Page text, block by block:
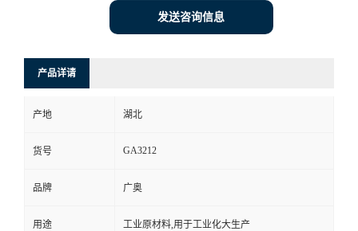
发送咨询信息
产品详请
产地 湖北
货号 GA3212
品牌 广奥
用途 工业原材料,用于工业化大生产